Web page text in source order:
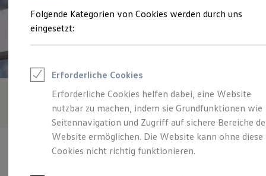
Junge Gebrauchtwagen und Gebrauchtwagen
Volkswagen Zertifizierte Gebrauchtwagen
Zubehör- und Serviceangebote
Leasing
Leasing-Angebote
Gebrauchtwagen Leasing
Junge Gebrauchtwagen-Leasing
Elektroauto Leasing
Kleinwagen-Leasing
Leasing ohne Anzahlung
Finanzierung
Folgende Kategorien von Cookies werden durch uns
eingesetzt:
Erforderliche Cookies
Erforderliche Cookies helfen dabei, eine Website
nutzbar zu machen, indem sie Grundfunktionen wie
Seitennavigation und Zugriff auf sichere Bereiche
Website ermöglichen. Die Website kann ohne diese
Cookies nicht richtig funktionieren.